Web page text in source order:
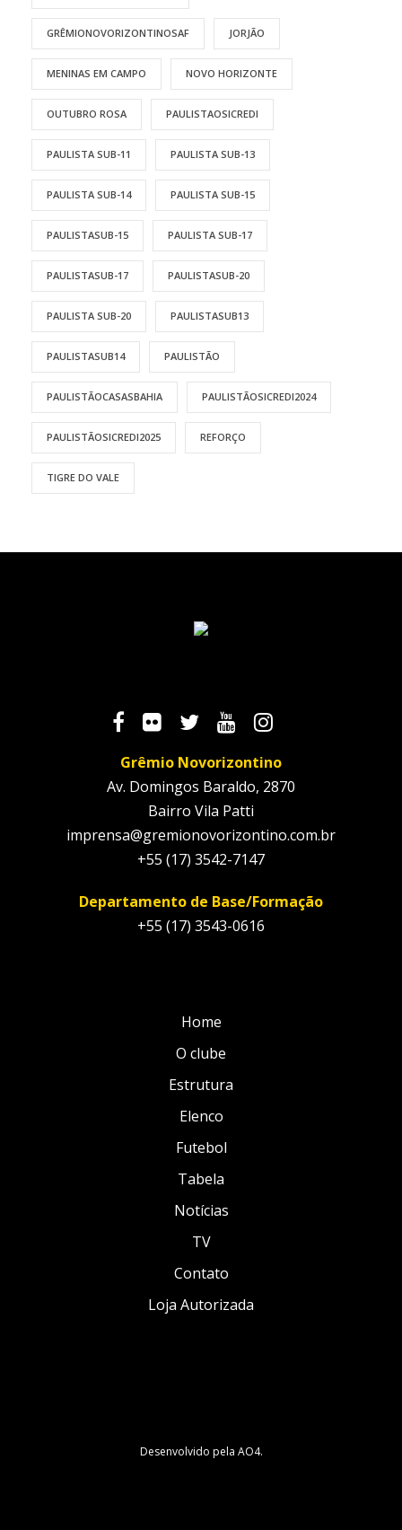
GRÊMIONOVORIZONTINOSAF JORJÃO
MENINAS EM CAMPO NOVO HORIZONTE
OUTUBRO ROSA PAULISTAOSICREDI
PAULISTA SUB-11 PAULISTA SUB-13
PAULISTA SUB-14 PAULISTA SUB-15
PAULISTASUB-15 PAULISTA SUB-17
PAULISTASUB-17 PAULISTASUB-20
PAULISTA SUB-20 PAULISTASUB13
PAULISTASUB14 PAULISTÃO
PAULISTÃOCASASBAHIA PAULISTÃOSICREDI2024
PAULISTÃOSICREDI2025 REFORÇO
TIGRE DO VALE
Grêmio Novorizontino
Av. Domingos Baraldo, 2870
Bairro Vila Patti
imprensa@gremionovorizontino.com.br
+55 (17) 3542-7147
Departamento de Base/Formação
+55 (17) 3543-0616
Home
O clube
Estrutura
Elenco
Futebol
Tabela
Notícias
TV
Contato
Loja Autorizada
Desenvolvido pela AO4.